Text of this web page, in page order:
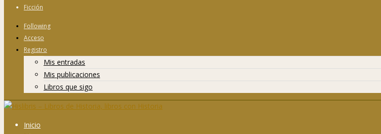
Ficción
Following
Acceso
Registro
Mis entradas
Mis publicaciones
Libros que sigo
Inicio